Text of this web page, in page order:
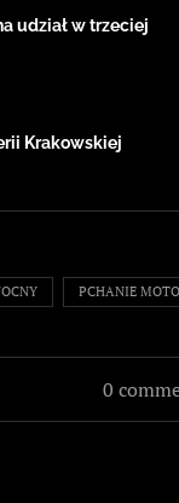
udział w trzeciej
Krakowskiej
PCHANIE
0